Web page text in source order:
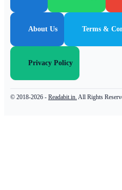
About Us Terms &
Privacy Policy
© 2018-2026 - Readabit.in. All Rights